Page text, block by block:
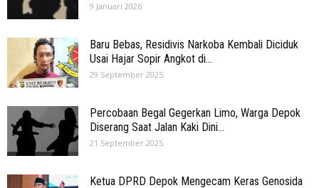
9 Januari 2026
Baru Bebas, Residivis Narkoba Kembali Diciduk
Usai Hajar Sopir Angkot di...
29 September 2025
Percobaan Begal Gegerkan Limo, Warga Depok
Diserang Saat Jalan Kaki Dini...
21 September 2025
Ketua DPRD Depok Mengecam Keras Genosida